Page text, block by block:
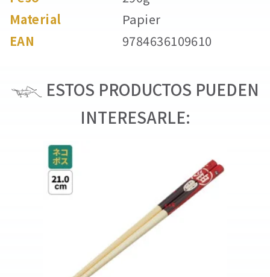
Material
Papier
EAN
9784636109610
ESTOS PRODUCTOS PUEDEN
INTERESARLE: